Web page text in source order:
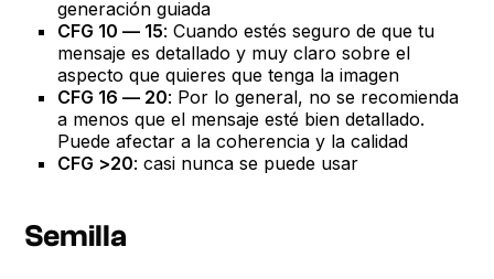
generación guiada
CFG 10 — 15: Cuando estés seguro de que tu
mensaje es detallado y muy claro sobre el
aspecto que quieres que tenga la imagen
CFG 16 — 20: Por lo general, no se recomienda
a menos que el mensaje esté bien detallado.
Puede afectar a la coherencia y la calidad
CFG >20: casi nunca se puede usar
Semilla